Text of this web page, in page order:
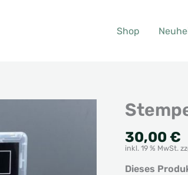
Shop
30,00 €
inkl. 19 % MwSt.
Dieses